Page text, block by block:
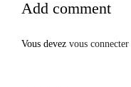
Add comment
Vous devez vous connecter